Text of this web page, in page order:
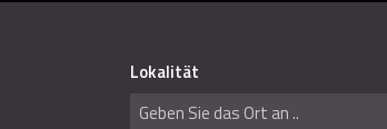
Lokalität
Geben Sie das Ort an ..